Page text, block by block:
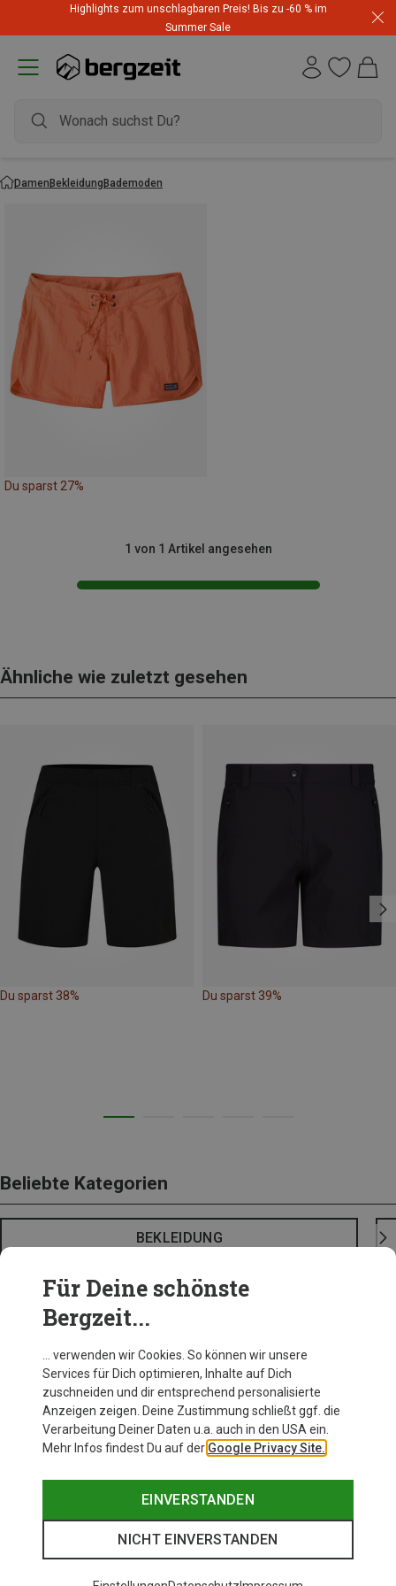
Highlights zum unschlagbaren Preis! Bis zu -60 % im
Summer Sale
DamenBekleidungBademoden
Du sparst 27%
1 von 1 Artikel angesehen
Ähnliche wie zuletzt gesehen
Du sparst 38% Du sparst 39%
Beliebte Kategorien
BEKLEIDUNG
Für Deine schönste
Bergzeit...
… verwenden wir Cookies. So können wir unsere
Services für Dich optimieren, Inhalte auf Dich
zuschneiden und dir entsprechend personalisierte
Anzeigen zeigen. Deine Zustimmung schließt ggf. die
Verarbeitung Deiner Daten u.a. auch in den USA ein.
Mehr Infos findest Du auf der Google Privacy Site.
EINVERSTANDEN
NICHT EINVERSTANDEN